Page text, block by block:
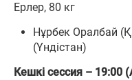
Ерлер, 80 кг
Нұрбек Оралбай
(Үндістан)
Кешкі сессия –